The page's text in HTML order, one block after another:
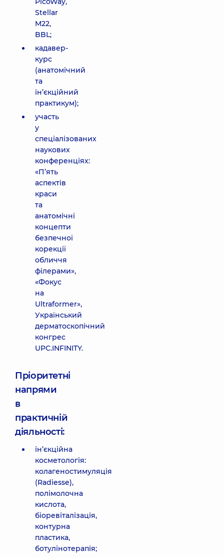
Stellar
M22,
BBL;
кадавер-
курс
(анатомічний
та
ін’єкційний
практикум);
участь
у
спеціалізованих
наукових
конференціях:
«П’ять
аспектів
краси
та
анатомічні
концепти
безпечної
корекції
обличчя
філерами»,
«Фокус
на
Ultraformer»,
Український
дерматоскопічний
конгрес
UPC.INFINITY.
Пріоритетні
напрями
в
практичній
діяльності:
ін’єкційна
косметологія:
колагеностимуляція
(Radiesse),
полімолочна
кислота,
біоревіталізація,
контурна
пластика,
ботулінотерапія;